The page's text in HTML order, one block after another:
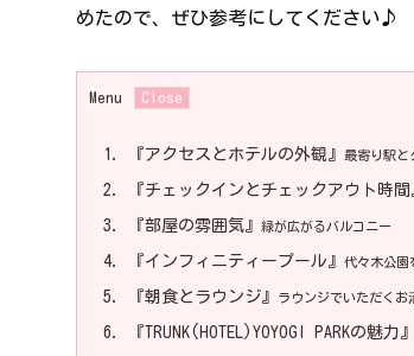
めたので、ぜひ参考にしてください♪
Menu
1. 『アクセスとホテルの外観』 最寄り駅と
2. 『チェックインとチェックアウト時間
3. 『部屋の雰囲気』 緑が広がるバルコニー
4. 『インフィニティープール』 代々木公園
5. 『朝食とラウンジ』 ラウンジでいただくお
6. 『TRUNK(HOTEL)YOYOGI PARKの魅力』